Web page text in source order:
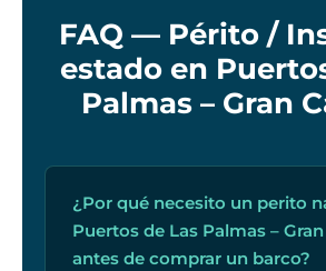
FAQ — Périto /
estado en
Palmas – Gran
¿Por qué necesito un perito
Puertos de Las Palmas –
antes de comprar un barco?